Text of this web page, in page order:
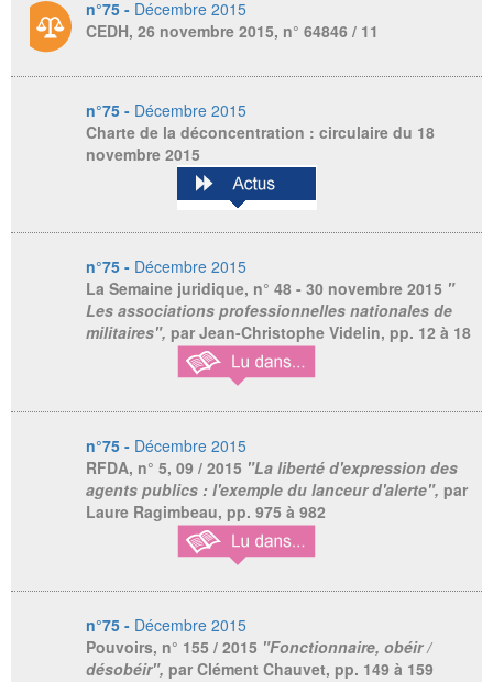
n°75 - Décembre 2015
CEDH, 26 novembre 2015, n° 64846 / 11
n°75 - Décembre 2015
Charte de la déconcentration : circulaire du 18
novembre 2015
n°75 - Décembre 2015
La Semaine juridique, n° 48 - 30 novembre 2015 "
Les associations professionnelles nationales de
militaires", par Jean-Christophe Videlin, pp. 12 à 18
n°75 - Décembre 2015
RFDA, n° 5, 09 / 2015 "La liberté d'expression des
agents publics : l'exemple du lanceur d'alerte", par
Laure Ragimbeau, pp. 975 à 982
n°75 - Décembre 2015
Pouvoirs, n° 155 / 2015 "Fonctionnaire, obéir /
désobéir", par Clément Chauvet, pp. 149 à 159